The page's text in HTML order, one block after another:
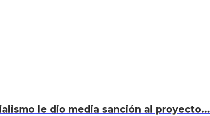
le dio media sanción al proyecto...